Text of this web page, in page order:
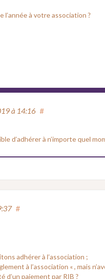
l’année à votre association ?
à 14:16 #
d’adhérer à n’importe quel
#
adhérer à l’association ;
à l’association « , mais
paiement par RIB ?